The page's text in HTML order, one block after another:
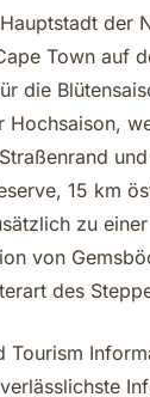
der
Town auf
die
Hochsaison,
15 km
zu einer
von
des
Tourism